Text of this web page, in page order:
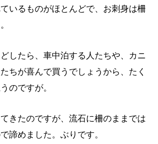
いるものがほとんどで、お刺身は柵
したら、車中泊する人たちや、カニ
ちが喜んで買うでしょうから、たく
のですが。
きたのですが、流石に柵のままでは
諦めました。ぶりです。